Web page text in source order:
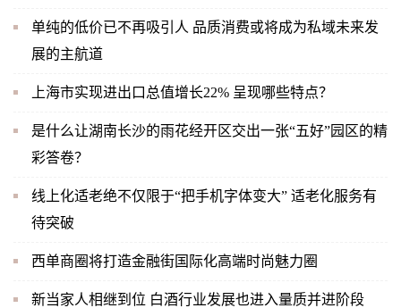
单纯的低价已不再吸引人 品质消费或将成为私域未来发
展的主航道
上海市实现进出口总值增长22% 呈现哪些特点？
是什么让湖南长沙的雨花经开区交出一张“五好”园区的精
彩答卷？
线上化适老绝不仅限于“把手机字体变大” 适老化服务有
待突破
西单商圈将打造金融街国际化高端时尚魅力圈
新当家人相继到位 白酒行业发展也进入量质并进阶段